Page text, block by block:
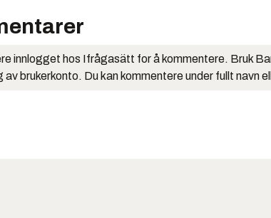
innlogget hos Ifrågasätt for å kommentere. Bruk
brukerkonto. Du kan kommentere under fullt navn